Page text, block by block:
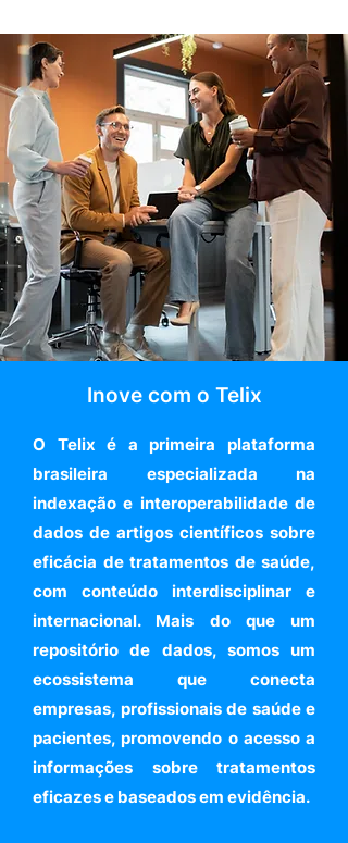
Inove com o Telix
O Telix é a primeira plataforma
brasileira especializada na
indexação e interoperabilidade de
dados de artigos científicos sobre
eficácia de tratamentos de saúde,
com conteúdo interdisciplinar e
internacional. Mais do que um
repositório de dados, somos um
ecossistema que conecta
empresas, profissionais de saúde e
pacientes, promovendo o acesso a
informações sobre tratamentos
eficazes e baseados em evidência.